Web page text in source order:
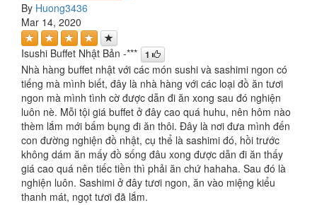
By Huong3436
Mar 14, 2020
Isushi Buffet Nhật Bản -*** 1
Nhà hàng buffet nhật với các món sushi và sashimi ngon có
tiếng mà mình biết, đây là nhà hàng với các loại đồ ăn tươi
ngon mà mình tình cờ được dẫn đi ăn xong sau đó nghiện
luôn nè. Mỗi tội giá buffet ở đây cao quá huhu, nên hôm nào
thèm lắm mới bấm bụng đi ăn thôi. Đây là nơi đưa mình đến
con đường nghiện đồ nhật, cụ thể là sashimi đó, hồi trước
không dám ăn mấy đồ sống đâu xong được dẫn đi ăn thấy
giá cao quá nên tiếc tiền thì phải ăn chứ hahaha. Sau đó là
nghiện luôn. Sashimi ở đây tươi ngon, ăn vào miệng kiểu
thanh mát, ngọt tươi đã lắm.